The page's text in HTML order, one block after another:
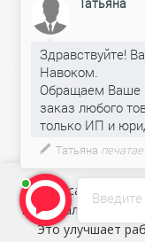
О наличии и
уточняйте у
Консультации
2026 © ООО
Наш сайт
персональные
Это улучшает
Здравствуйте!
Навоком.
Обращаем Ваше
заказ любого
Татьяна